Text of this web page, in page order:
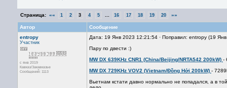
Страница: «« 1 2 3 4 5 16 17 18 19 20 »»
Автор
Сообщение
entropy
Участник
с янв 2019
Кавказ/Закавказье
Сообщений: 1113
Дата: 19 Янв 2023 12:21:54 · Поправил: entropy (19
Пару по двести :)
MW DX 639KHz CNR1 (China/Beijing/NRTA542 200kW) -
MW DX 729KHz VOV2 (Vietnam/Đồng Hới 200kW) -
Вьетнам кстати давно нормально не попадался, а в